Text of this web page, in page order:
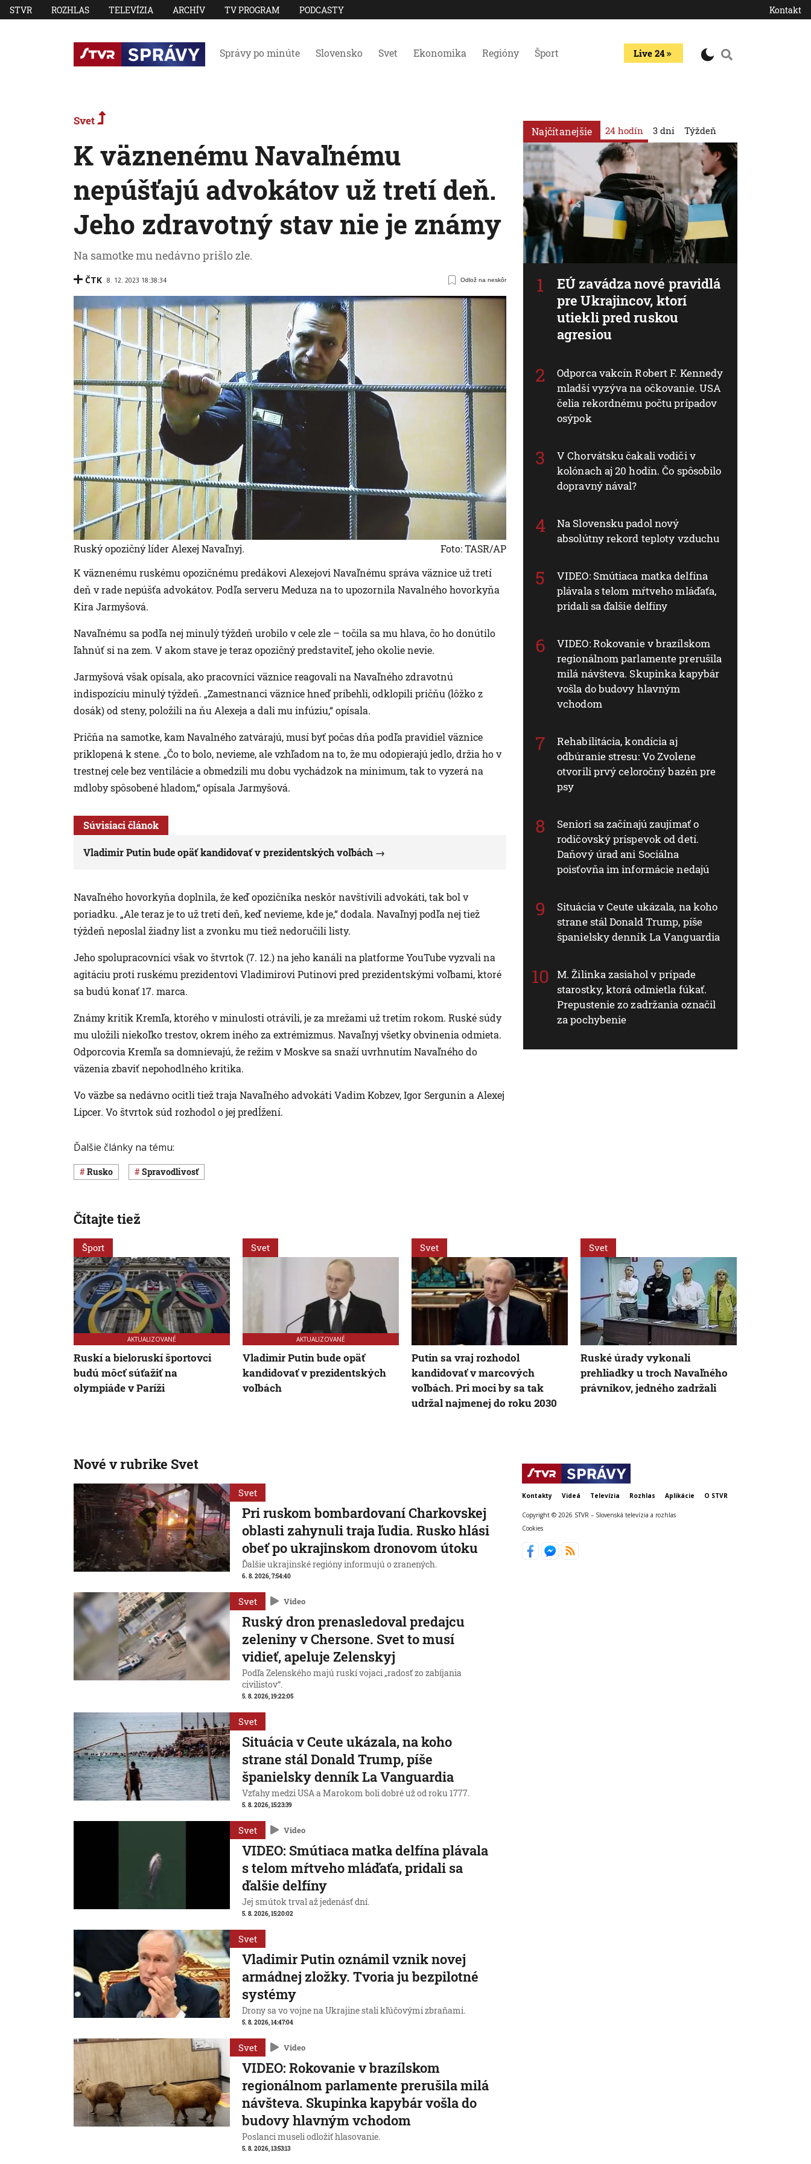
STVR ROZHLAS TELEVÍZIA ARCHÍV TV PROGRAM PODCASTY Kontakt
Správy po minúte Slovensko Svet Ekonomika Regióny Šport Live 24
Svet
K väznenému Navaľnému
nepúšťajú advokátov už tretí deň.
Jeho zdravotný stav nie je známy
Na samotke mu nedávno prišlo zle.
ČTK 8. 12. 2023 18:38:34 Odlož na neskôr
Ruský opozičný líder Alexej Navaľnyj.
Foto: TASR/AP
K väznenému ruskému opozičnému predákovi Alexejovi Navaľnému správa väznice už tretí
deň v rade nepúšťa advokátov. Podľa serveru Meduza na to upozornila Navalného hovorkyňa
Kira Jarmyšová.
Navaľnému sa podľa nej minulý týždeň urobilo v cele zle – točila sa mu hlava, čo ho donútilo
ľahnúť si na zem. V akom stave je teraz opozičný predstaviteľ, jeho okolie nevie.
Jarmyšová však opísala, ako pracovníci väznice reagovali na Navaľného zdravotnú
indispozíciu minulý týždeň. „Zamestnanci väznice hneď pribehli, odklopili pričňu (lôžko z
dosák) od steny, položili na ňu Alexeja a dali mu infúziu,“ opísala.
Pričňa na samotke, kam Navalného zatvárajú, musí byť počas dňa podľa pravidiel väznice
priklopená k stene. „Čo to bolo, nevieme, ale vzhľadom na to, že mu odopierajú jedlo, držia ho v
trestnej cele bez ventilácie a obmedzili mu dobu vychádzok na minimum, tak to vyzerá na
mdloby spôsobené hladom,“ opísala Jarmyšová.
Súvisiaci článok
Vladimir Putin bude opäť kandidovať v prezidentských voľbách
Navaľného hovorkyňa doplnila, že keď opozičníka neskôr navštívili advokáti, tak bol v
poriadku. „Ale teraz je to už tretí deň, keď nevieme, kde je,“ dodala. Navaľnyj podľa nej tiež
týždeň neposlal žiadny list a zvonku mu tiež nedoručili listy.
Jeho spolupracovníci však vo štvrtok (7. 12.) na jeho kanáli na platforme YouTube vyzvali na
agitáciu proti ruskému prezidentovi Vladimirovi Putinovi pred prezidentskými voľbami, ktoré
sa budú konať 17. marca.
Známy kritik Kremľa, ktorého v minulosti otrávili, je za mrežami už tretím rokom. Ruské súdy
mu uložili niekoľko trestov, okrem iného za extrémizmus. Navaľnyj všetky obvinenia odmieta.
Odporcovia Kremľa sa domnievajú, že režim v Moskve sa snaží uvrhnutím Navaľného do
väzenia zbaviť nepohodlného kritika.
Vo väzbe sa nedávno ocitli tiež traja Navaľného advokáti Vadim Kobzev, Igor Sergunin a Alexej
Lipcer. Vo štvrtok súd rozhodol o jej predĺžení.
Ďalšie články na tému:
Rusko spravodlivosť
Najčítanejšie 24 hodín
EÚ zavádza nové pravidlá
pre Ukrajincov, ktorí
utiekli pred ruskou
agresiou
Odporca vakcín Robert F. Kennedy
mladší vyzýva na očkovanie. USA
čelia rekordnému počtu prípadov
osýpok
V Chorvátsku čakali vodiči v
kolónach aj 20 hodín. Čo spôsobilo
dopravný nával?
Na Slovensku padol nový
absolútny rekord teploty vzduchu
VIDEO: Smútiaca matka delfína
plávala s telom mŕtveho mláďaťa,
pridali sa ďalšie delfíny
VIDEO: Rokovanie v brazílskom
regionálnom parlamente prerušila
milá návšteva. Skupinka kapybár
vošla do budovy hlavným
vchodom
Rehabilitácia, kondícia aj
odbúranie stresu: Vo Zvolene
otvorili prvý celoročný bazén pre
psy
Seniori sa začínajú zaujímať o
rodičovský príspevok od detí.
Daňový úrad ani Sociálna
poisťovňa im informácie nedajú
Situácia v Ceute ukázala, na koho
strane stál Donald Trump, píše
španielsky denník La Vanguardia
M. Žilinka zasiahol v prípade
starostky, ktorá odmietla fúkať.
Prepustenie zo zadržania označil
za pochybenie
3 dni Týždeň
Čítajte tiež
Šport
AKTUALIZOVANÉ
Ruskí a bieloruskí športovci
budú môcť súťažiť na
olympiáde v Paríži
Svet
AKTUALIZOVANÉ
Vladimir Putin bude opäť
kandidovať v prezidentských
voľbách
Svet
Putin sa vraj rozhodol
kandidovať v marcových
voľbách. Pri moci by sa tak
udržal najmenej do roku 2030
Svet
Ruské úrady vykonali
prehliadky u troch Navaľného
právnikov, jedného zadržali
Nové v rubrike Svet
Svet
Pri ruskom bombardovaní Charkovskej
oblasti zahynuli traja ľudia. Rusko hlási
obeť po ukrajinskom dronovom útoku
Ďalšie ukrajinské regióny informujú o zranených.
6. 8. 2026, 7:54:40
Svet Video
Ruský dron prenasledoval predajcu
zeleniny v Chersone. Svet to musí
vidieť, apeluje Zelenskyj
Podľa Zelenského majú ruskí vojaci „radosť zo zabíjania
civilistov“.
5. 8. 2026, 19:22:05
Svet
Situácia v Ceute ukázala, na koho
strane stál Donald Trump, píše
španielsky denník La Vanguardia
Vzťahy medzi USA a Marokom boli dobré už od roku 1777.
5. 8. 2026, 15:23:39
Svet Video
VIDEO: Smútiaca matka delfína plávala
s telom mŕtveho mláďaťa, pridali sa
ďalšie delfíny
Jej smútok trval až jedenásť dní.
5. 8. 2026, 15:20:02
Svet
Vladimir Putin oznámil vznik novej
armádnej zložky. Tvoria ju bezpilotné
systémy
Drony sa vo vojne na Ukrajine stali kľúčovými zbraňami.
5. 8. 2026, 14:47:04
Svet Video
VIDEO: Rokovanie v brazílskom
regionálnom parlamente prerušila milá
návšteva. Skupinka kapybár vošla do
budovy hlavným vchodom
Poslanci museli odložiť hlasovanie.
5. 8. 2026, 13:53:13
Kontakty Videá Televízia Rozhlas Aplikácie O STVR
Copyright © 2026 STVR – Slovenská televízia a rozhlas
Cookies